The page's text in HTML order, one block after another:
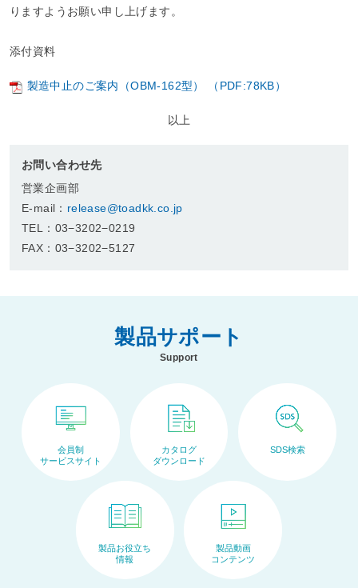
りますようお願い申し上げます。
添付資料
製造中止のご案内（OBM-162型） （PDF:78KB）
以上
お問い合わせ先
営業企画部
E-mail： release@toadkk.co.jp
TEL：03−3202−0219
FAX：03−3202−5127
製品サポート
Support
会員制
サービスサイト
カタログ
ダウンロード
SDS検索
製品お役立ち
情報
製品動画
コンテンツ